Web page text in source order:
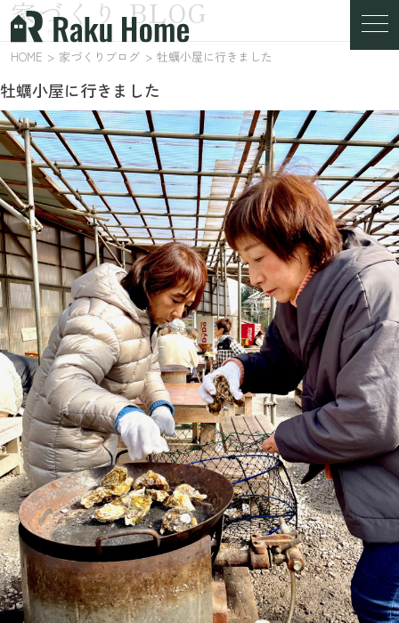
家づくりブログ
家づくり BLOG
HOME 家づくりブログ 牡蠣小屋に行きました
牡蠣小屋に行きました